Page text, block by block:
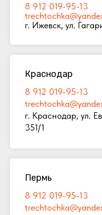
8 912 019-95-13
г. Ижевск, ул.
Краснодар
8 912 019-95-13
г. Краснодар, ул.
351/1
Пермь
8 912 019-95-13